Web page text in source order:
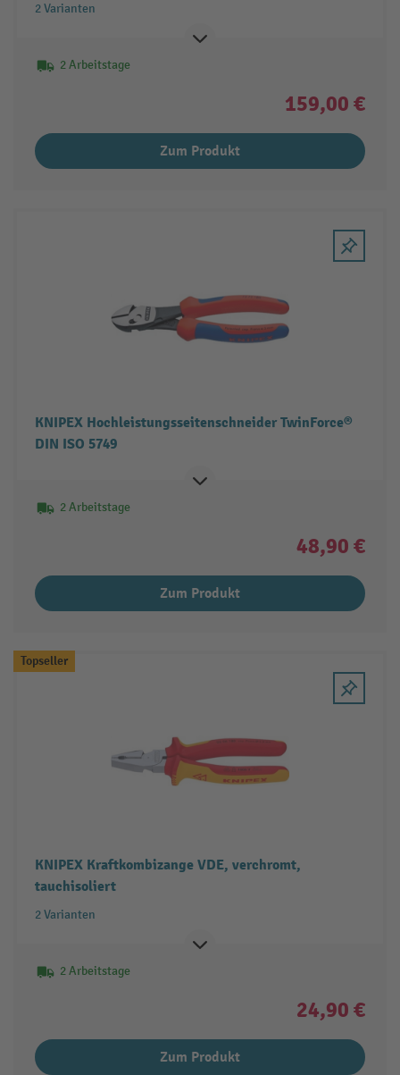
2 Varianten
2 Arbeitstage
159,00 €
Zum Produkt
KNIPEX Hochleistungsseitenschneider TwinForce®
DIN ISO 5749
2 Arbeitstage
48,90 €
Zum Produkt
Topseller
KNIPEX Kraftkombizange VDE, verchromt,
tauchisoliert
2 Varianten
2 Arbeitstage
24,90 €
Zum Produkt